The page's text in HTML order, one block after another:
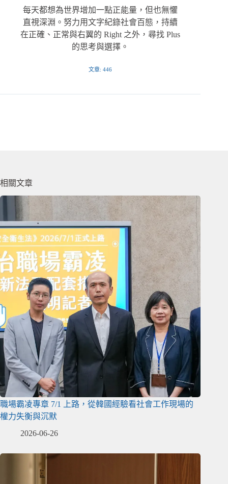
每天都想為世界增加一點正能量，但也無懼
直視深淵。努力用文字紀錄社會百態，持續
在正確、正常與右翼的 Right 之外，尋找 Plus
的思考與選擇。
文章: 446
相關文章
職場霸凌專章 7/1 上路，從韓國經驗看社會工作現場的
權力失衡與沉默
2026-06-26